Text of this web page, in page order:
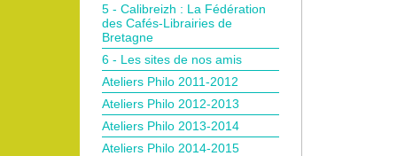
5 - Calibreizh : La Fédération
des Cafés-Librairies de
Bretagne
6 - Les sites de nos amis
Ateliers Philo 2011-2012
Ateliers Philo 2012-2013
Ateliers Philo 2013-2014
Ateliers Philo 2014-2015